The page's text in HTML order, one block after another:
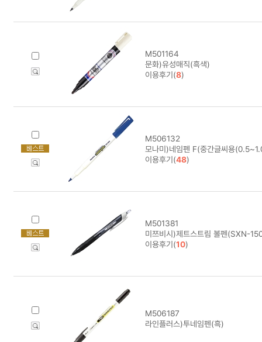
M501164
문화)유성매직(흑색)
이용후기(8)
M506132
모나미)네임펜 F(중간글씨용
이용후기(48)
M501381
미쯔비시)제트스트림 볼펜(SXN-
이용후기(10)
M506187
라인플러스)투네임펜(흑)